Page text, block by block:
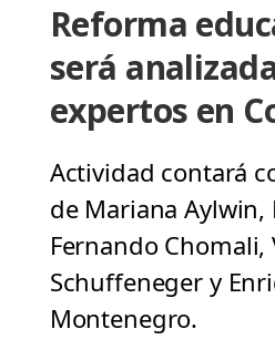
Reforma
será
expertos en
Actividad contará
de Mariana
Fernando Chomali,
Schuffeneger y
Montenegro.